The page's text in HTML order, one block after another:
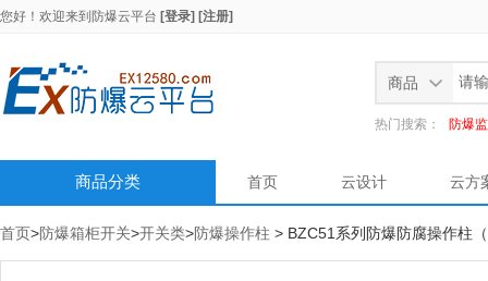
您好！欢迎来到 防爆云平台 [登录] [注册]
商品
热门搜索： 防爆
商品分类 首页 云设计 云方
首页>防爆箱柜开关>开关类>防爆操作柱 > BZC51系列防爆防腐操作柱